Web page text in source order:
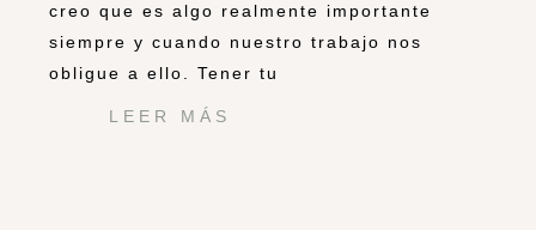
creo que es algo realmente importante
siempre y cuando nuestro trabajo nos
obligue a ello. Tener tu
LEER MÁS